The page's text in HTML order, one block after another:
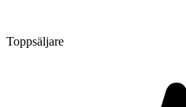
Toppsäljare